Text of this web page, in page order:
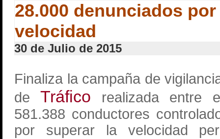
28.000 denunciados
velocidad
30 de Julio de 2015
Finaliza la campaña de
deTráfico realizada entre
581.388 conductores
por superar la velocidad